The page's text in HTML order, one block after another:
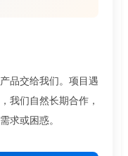
品交给我们。项目遇
我们自然长期合作，
求或困惑。